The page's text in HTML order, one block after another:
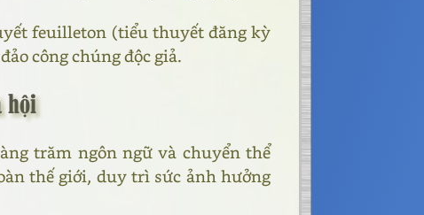
feuilleton (tiểu thuyết đăng kỳ
công chúng độc giả.
hội
trăm ngôn ngữ và chuyển thể
thế giới, duy trì sức ảnh hưởng